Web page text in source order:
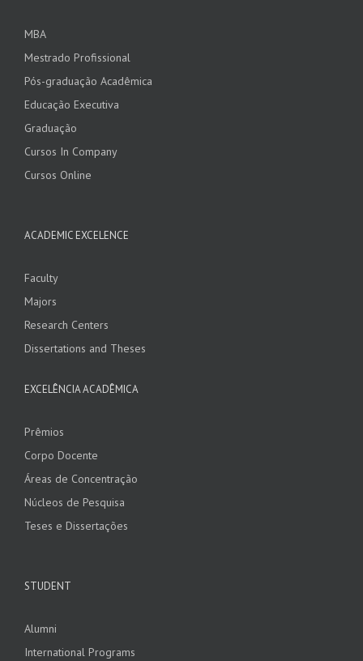
MBA
Mestrado Profissional
Pós-graduação Acadêmica
Educação Executiva
Graduação
Cursos In Company
Cursos Online
ACADEMIC EXCELENCE
Faculty
Majors
Research Centers
Dissertations and Theses
EXCELÊNCIA ACADÊMICA
Prêmios
Corpo Docente
Áreas de Concentração
Núcleos de Pesquisa
Teses e Dissertações
STUDENT
Alumni
International Programs